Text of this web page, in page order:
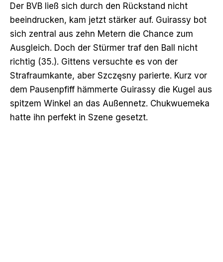
Der BVB ließ sich durch den Rückstand nicht
beeindrucken, kam jetzt stärker auf. Guirassy bot
sich zentral aus zehn Metern die Chance zum
Ausgleich. Doch der Stürmer traf den Ball nicht
richtig (35.). Gittens versuchte es von der
Strafraumkante, aber Szczęsny parierte. Kurz vor
dem Pausenpfiff hämmerte Guirassy die Kugel aus
spitzem Winkel an das Außennetz. Chukwuemeka
hatte ihn perfekt in Szene gesetzt.